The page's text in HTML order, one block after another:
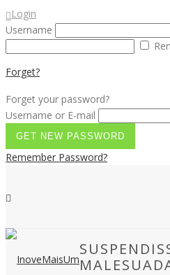
Login
Username
Forget?
Forget your password?
Username or E-mail
Remember Password?